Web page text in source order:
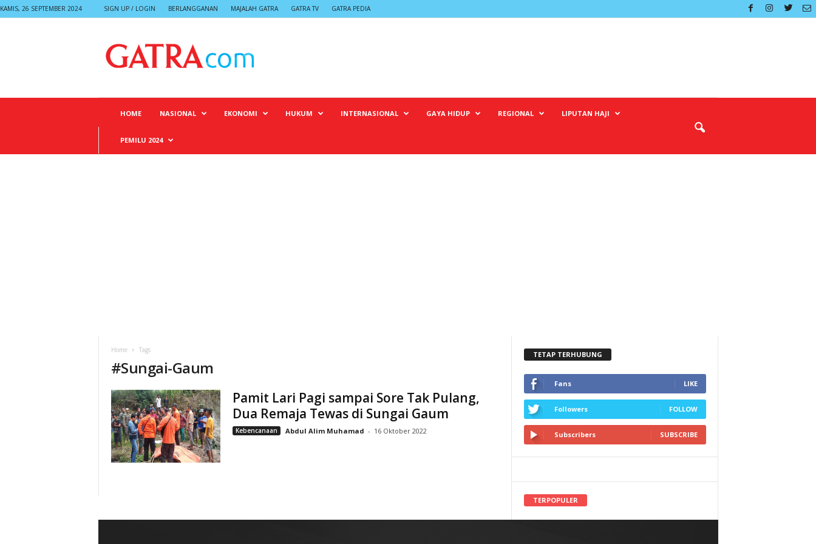
KAMIS, 26 SEPTEMBER 2024 SIGN UP / LOGIN BERLANGGANAN MAJALAH GATRA GATRA TV GATRA PEDIA
HOME NASIONAL EKONOMI HUKUM INTERNASIONAL GAYA HIDUP REGIONAL LIPUTAN HAJI
PEMILU 2024
Home Tags
#Sungai-Gaum
Pamit Lari Pagi sampai Sore Tak Pulang,
Dua Remaja Tewas di Sungai Gaum
Kebencanaan Abdul Alim Muhamad - 16 Oktober 2022
TETAP TERHUBUNG
Fans LIKE
Followers FOLLOW
Subscribers SUBSCRIBE
TERPOPULER